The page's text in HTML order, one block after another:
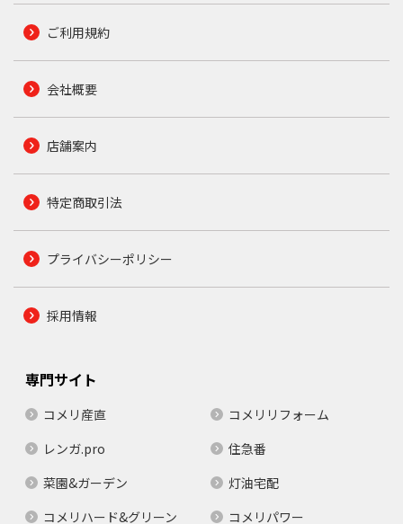
ご利用規約
会社概要
店舗案内
特定商取引法
プライバシーポリシー
採用情報
専門サイト
コメリ産直
コメリリフォーム
レンガ.pro
住急番
菜園&ガーデン
灯油宅配
コメリハード&グリーン
コメリパワー